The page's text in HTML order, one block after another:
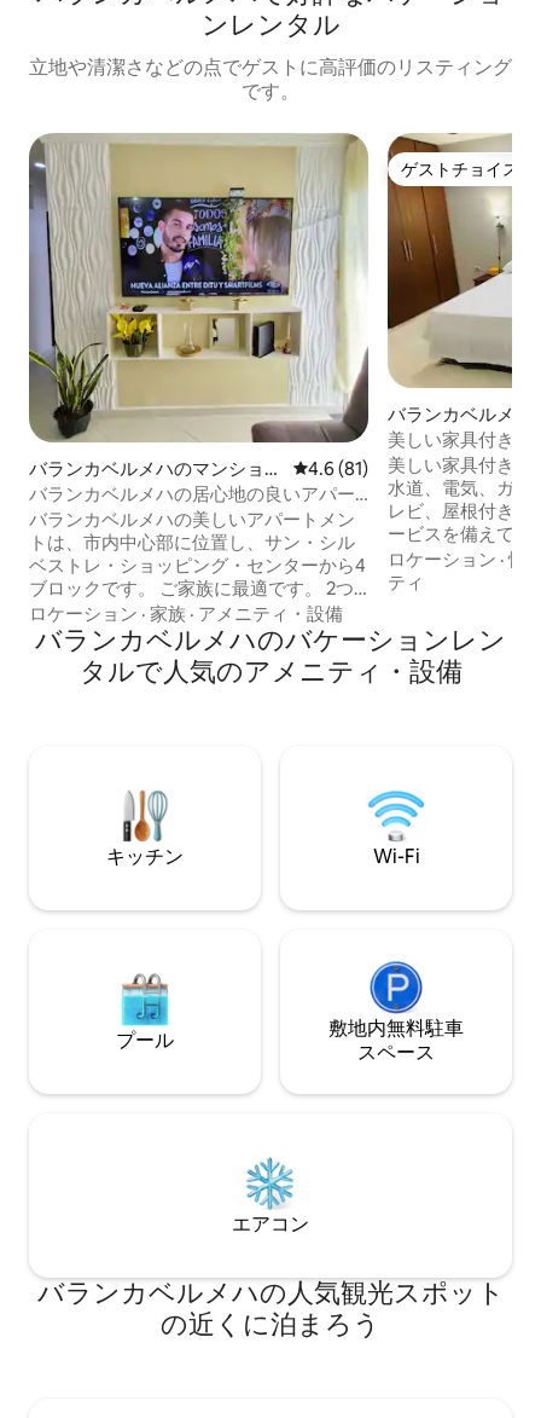
ンレンタル
立地や清潔さなどの点でゲストに高評価のリスティング
です。
バランカベルメハのマンショ
ン・アパート
レビュー81件、5つ星中4.6つ
4.6 (81)
バランカベルメハの居心地の良いアパー
ト
バランカベルメハの美しいアパートメン
トは、市内中心部に位置し、サン・シル
ベストレ・ショッピング・センターから4
ブロックです。 ご家族に最適です。 2つ
の部屋があります（1つの部屋にはダブル
ベッドと補助ベッド、専用バスルーム、
エアコンがあります）（もう1つの部屋に
はシングルベッド2台と扇風機がありま
ある24時間営業の公共駐車場での追加料
金による駐車オプション。
ロケーション · 家族 · アメニティ・設備
ゲストチョイス
ゲストチョイス
バランカベルメハ
ン・アパート
美しい家具付きワ
車場付き。
美しい家具付きワ
水道、電気、ガス
レビ、屋根付き駐
ービスを備えてい
チン、クローゼ
ダブルベッド、ダ
機、シャワー、
ー、洗濯機、ブラ
具、アイロンが
ロケーション ·快
ティ
バランカベルメハのバケーションレン
タルで人気のアメニティ・設備
キッチン Wi-Fi
プール
敷地内無料駐⁠車
ス⁠ペ⁠ー⁠ス
エアコン
バランカベルメハの人気観光スポット
の近くに泊まろう